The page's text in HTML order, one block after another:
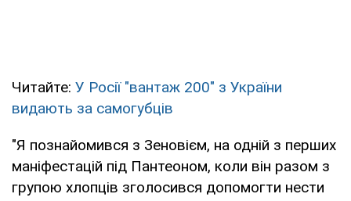
Читайте: У Росії "вантаж 200" з України
видають за самогубців
"Я познайомився з Зеновієм, на одній з перших
маніфестацій під Пантеоном, коли він разом з
групою хлопців зголосився допомогти нести